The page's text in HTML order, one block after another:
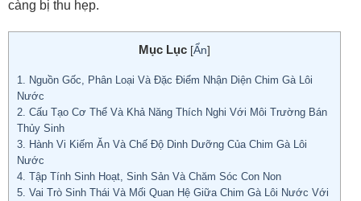
càng bị thu hẹp.
Mục Lục [Ẩn]
1.
Nguồn Gốc, Phân Loại Và Đặc Điểm Nhận Diện Chim Gà Lôi
Nước
2. Cấu Tạo Cơ Thể Và Khả Năng Thích Nghi Với Môi Trường Bán
Thủy Sinh
3. Hành Vi Kiếm Ăn Và Chế Độ Dinh Dưỡng Của Chim Gà Lôi
Nước
4. Tập Tính Sinh Hoạt, Sinh Sản Và Chăm Sóc Con Non
5. Vai Trò Sinh Thái Và Mối Quan Hệ Giữa Chim Gà Lôi Nước Với